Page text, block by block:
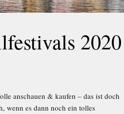
2020
anschauen & kaufen – das ist doch
wenn es dann noch ein tolles